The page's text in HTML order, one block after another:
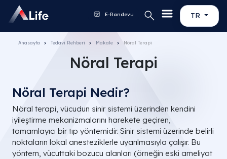
TR
E-Randevu
Anasayfa Tedavi Rehberi Makale Nöral Terapi
Nöral Terapi
Nöral Terapi Nedir?
Nöral terapi, vücudun sinir sistemi üzerinden kendini
iyileştirme mekanizmalarını harekete geçiren,
tamamlayıcı bir tıp yöntemidir. Sinir sistemi üzerinde belirli
noktaların lokal anesteziklerle uyarılmasıyla çalışır. Bu
yöntem, vücuttaki bozucu alanları (örneğin eski ameliyat